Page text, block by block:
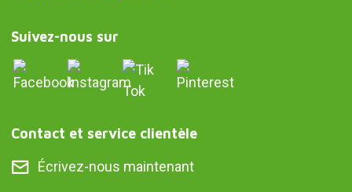
Suivez-nous sur
Contact et service clientèle
Écrivez-nous maintenant